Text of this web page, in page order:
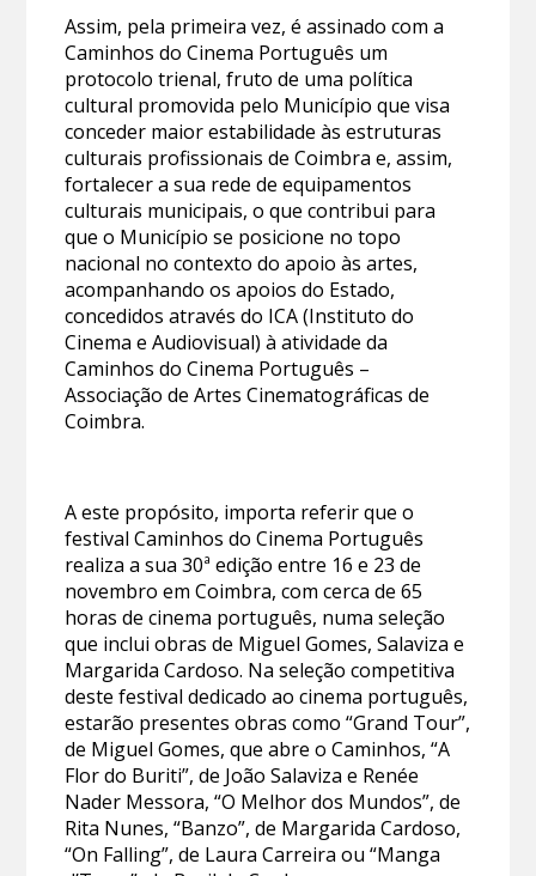
Assim, pela primeira vez, é assinado com a
Caminhos do Cinema Português um
protocolo trienal, fruto de uma política
cultural promovida pelo Município que visa
conceder maior estabilidade às estruturas
culturais profissionais de Coimbra e, assim,
fortalecer a sua rede de equipamentos
culturais municipais, o que contribui para
que o Município se posicione no topo
nacional no contexto do apoio às artes,
acompanhando os apoios do Estado,
concedidos através do ICA (Instituto do
Cinema e Audiovisual) à atividade da
Caminhos do Cinema Português –
Associação de Artes Cinematográficas de
Coimbra.
A este propósito, importa referir que o
festival Caminhos do Cinema Português
realiza a sua 30ª edição entre 16 e 23 de
novembro em Coimbra, com cerca de 65
horas de cinema português, numa seleção
que inclui obras de Miguel Gomes, Salaviza e
Margarida Cardoso. Na seleção competitiva
deste festival dedicado ao cinema português,
estarão presentes obras como “Grand Tour”,
de Miguel Gomes, que abre o Caminhos, “A
Flor do Buriti”, de João Salaviza e Renée
Nader Messora, “O Melhor dos Mundos”, de
Rita Nunes, “Banzo”, de Margarida Cardoso,
“On Falling”, de Laura Carreira ou “Manga